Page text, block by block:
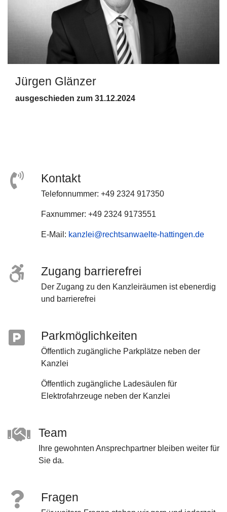
Jürgen Glänzer
ausgeschieden zum 31.12.2024
Kontakt
Telefonnummer: +49 2324 917350
Faxnummer: +49 2324 9173551
E-Mail: kanzlei@rechtsanwaelte-hattingen.de
Zugang barrierefrei
Der Zugang zu den Kanzleiräumen ist ebenerdig
und barrierefrei
Parkmöglichkeiten
Öffentlich zugängliche Parkplätze neben der
Kanzlei
Öffentlich zugängliche Ladesäulen für
Elektrofahrzeuge neben der Kanzlei
Team
Ihre gewohnten Ansprechpartner bleiben weiter für
Sie da.
Fragen